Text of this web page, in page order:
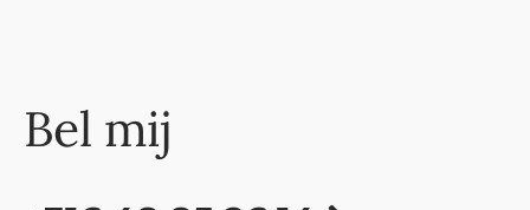
Bel mij